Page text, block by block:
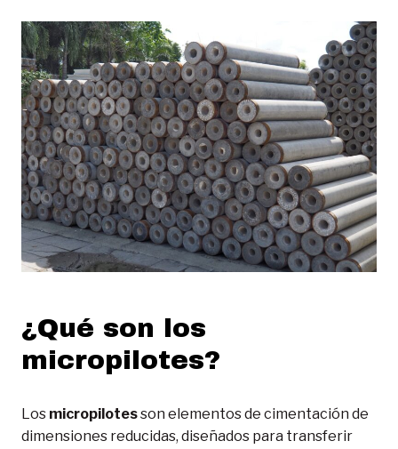
¿Qué son los
micropilotes?
Los micropilotesson elementos de cimentación de
dimensiones reducidas, diseñados para transferir